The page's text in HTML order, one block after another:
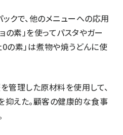
クで、他のメニューへの応用
の素」を使ってパスタやガー
0の素」は煮物や焼うどんに使
管理した原材料を使用して、
えた。顧客の健康的な食事